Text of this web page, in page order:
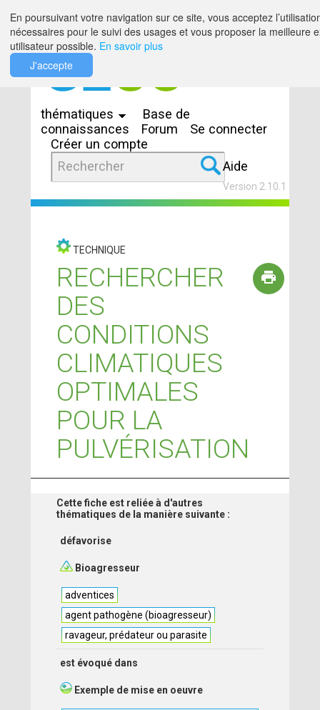
thématiques
Base de
connaissances
Forum
Se connecter
Créer un compte
Aide
Version 2.10.1
TECHNIQUE
RECHERCHER
DES
CONDITIONS
CLIMATIQUES
OPTIMALES
POUR LA
PULVÉRISATION
Cette fiche est reliée à d'autres
thématiques de la manière suivante :
défavorise
Bioagresseur
adventices
agent pathogène (bioagresseur)
ravageur, prédateur ou parasite
est évoqué dans
Exemple de mise en oeuvre
En poursuivant votre navigation sur ce site, vous acceptez
nécessaires pour le suivi des usages et vous proposer la meilleure
utilisateur possible. En savoir plus
J'accepte